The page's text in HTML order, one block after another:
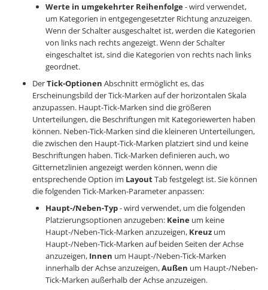
Werte in umgekehrter Reihenfolge- wird verwendet,
um Kategorien in entgegengesetzter Richtung anzuzeigen.
Wenn der Schalter ausgeschaltet ist, werden die Kategorien
von links nach rechts angezeigt. Wenn der Schalter
eingeschaltet ist, sind die Kategorien von rechts nach links
geordnet.
DerTick-Optionen Abschnitt ermöglicht es, das
Erscheinungsbild der Tick-Marken auf der horizontalen Skala
anzupassen. Haupt-Tick-Marken sind die größeren
Unterteilungen, die Beschriftungen mit Kategoriewerten haben
können. Neben-Tick-Marken sind die kleineren Unterteilungen,
die zwischen den Haupt-Tick-Marken platziert sind und keine
Beschriftungen haben. Tick-Marken definieren auch, wo
Gitternetzlinien angezeigt werden können, wenn die
entsprechende Option im LayoutTab festgelegt ist. Sie können
die folgenden Tick-Marken-Parameter anpassen:
Haupt-/Neben-Typ- wird verwendet, um die folgenden
Platzierungsoptionen anzugeben: Keine um keine
Haupt-/Neben-Tick-Marken anzuzeigen, Kreuz um
Haupt-/Neben-Tick-Marken auf beiden Seiten der Achse
anzuzeigen, Innen um Haupt-/Neben-Tick-Marken
innerhalb der Achse anzuzeigen,Außen um Haupt-/Neben-
Tick-Marken außerhalb der Achse anzuzeigen.